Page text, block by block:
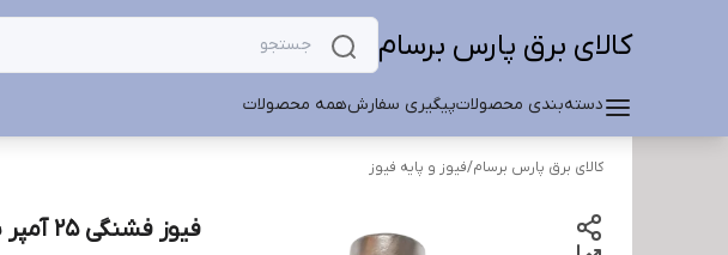
کالای برق پارس برسام
دسته‌بندی محصولاتپیگیری سفارشهمه محصولات
کالای برق پارس برسام/فیوز و پایه فیوز
فیوز فشنگی 25 آمپر سرامیکی